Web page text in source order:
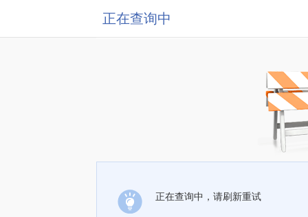
正在查询中
正在查询中，请刷新重试